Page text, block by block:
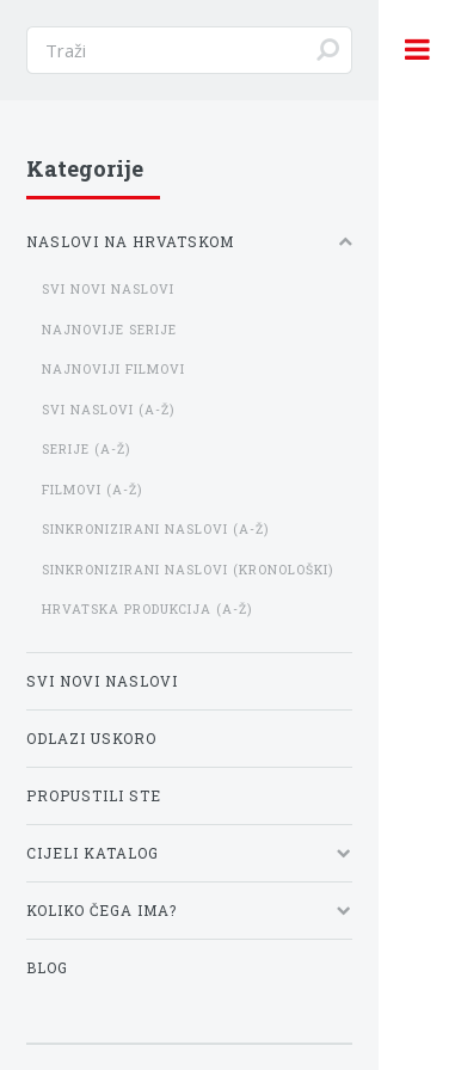
Kategorije
NASLOVI NA HRVATSKOM
SVI NOVI NASLOVI
NAJNOVIJE SERIJE
NAJNOVIJI FILMOVI
SVI NASLOVI (A-Ž)
SERIJE (A-Ž)
FILMOVI (A-Ž)
SINKRONIZIRANI NASLOVI (A-Ž)
SINKRONIZIRANI NASLOVI (KRONOLOŠKI)
HRVATSKA PRODUKCIJA (A-Ž)
SVI NOVI NASLOVI
ODLAZI USKORO
PROPUSTILI STE
CIJELI KATALOG
KOLIKO ČEGA IMA?
BLOG